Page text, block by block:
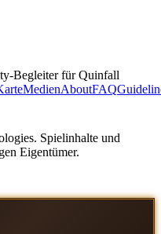
Begleiter für Quinfall
MedienAboutFAQ
Spielinhalte und
Eigentümer.